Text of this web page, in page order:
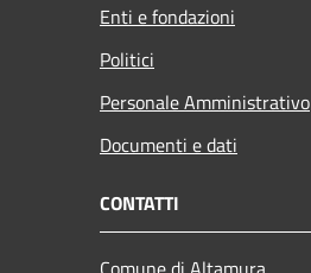
Enti e fondazioni
Politici
Personale Amministrativo
Documenti e dati
CONTATTI